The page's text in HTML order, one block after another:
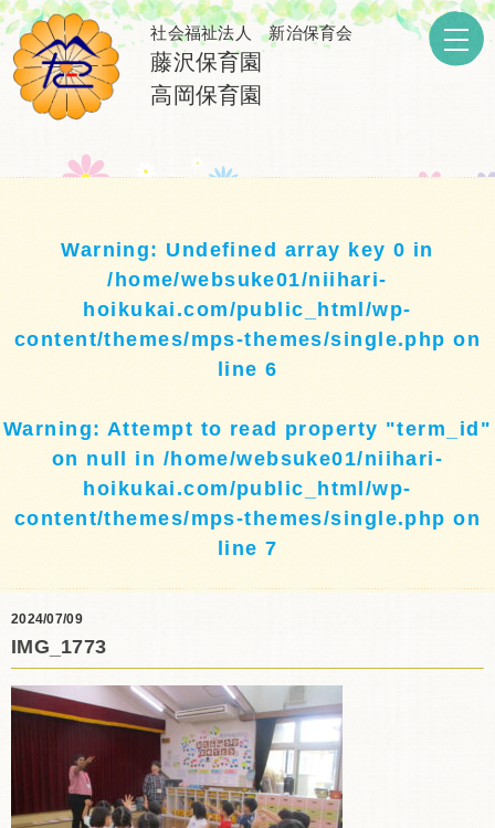
社会福祉法人 新治保育会
藤沢保育園
高岡保育園
Warning: Undefined array key 0 in
/home/websuke01/niihari-
hoikukai.com/public_html/wp-
content/themes/mps-themes/single.php on
line 6
Warning: Attempt to read property "term_id"
on null in /home/websuke01/niihari-
hoikukai.com/public_html/wp-
content/themes/mps-themes/single.php on
line 7
2024/07/09
IMG_1773